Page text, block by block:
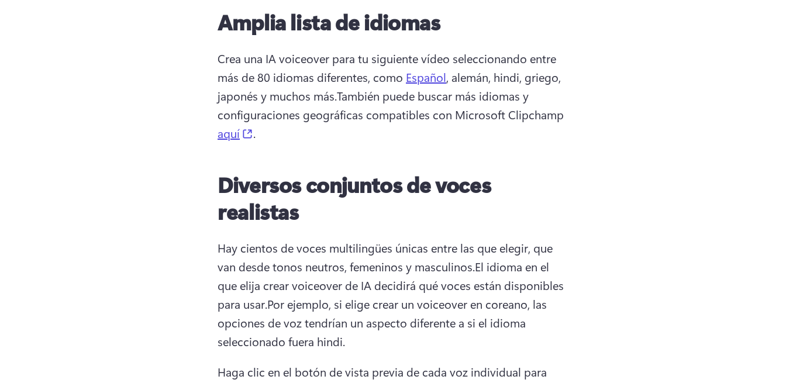
Amplia lista de idiomas
Crea una IA voiceover para tu siguiente vídeo seleccionando entre
más de 80 idiomas diferentes, como Español, alemán, hindi, griego,
japonés y muchos más.También puede buscar más idiomas y
configuraciones geográficas compatibles con Microsoft Clipchamp
aquí
(opens in a new tab)
.
Diversos conjuntos de voces
realistas
Hay cientos de voces multilingües únicas entre las que elegir, que
van desde tonos neutros, femeninos y masculinos.El idioma en el
que elija crear voiceover de IA decidirá qué voces están disponibles
para usar.Por ejemplo, si elige crear un voiceover en coreano, las
opciones de voz tendrían un aspecto diferente a si el idioma
seleccionado fuera hindi.
Haga clic en el botón de vista previa de cada voz individual para